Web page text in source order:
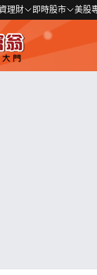
理財 即時股市 美股